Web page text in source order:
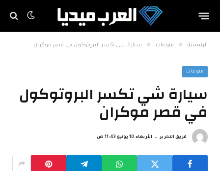
الرئيسية » منوعات » سيارة شي تكسر البروتوكول في قصر موكران
منوعات
سيارة شي تكسر البروتوكول
في قصر موكران
فريق التحرير الأربعاء 10 يونيو 11:43 ص